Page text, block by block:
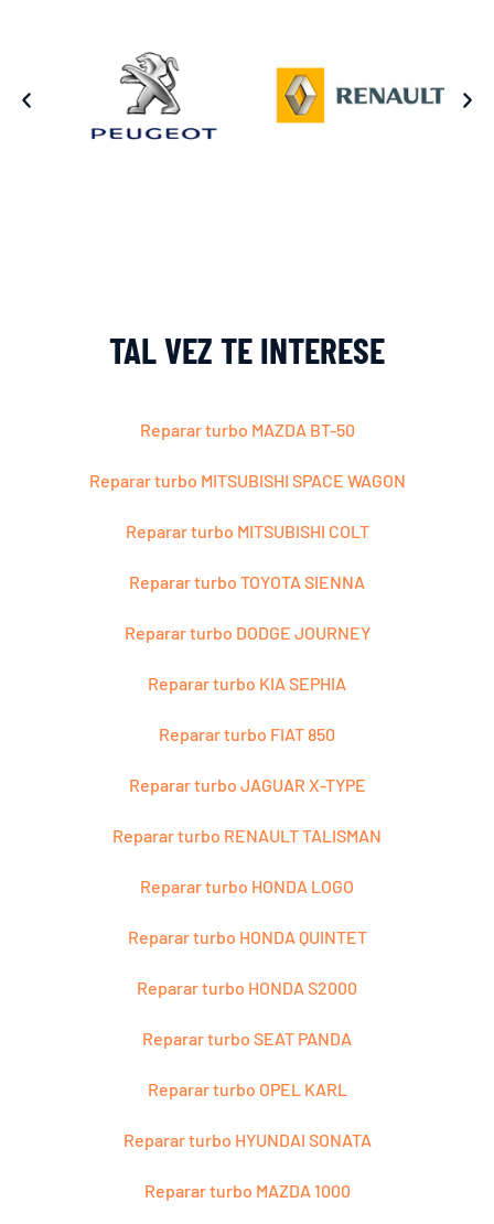
TAL VEZ TE INTERESE
Reparar turbo MAZDA BT-50
Reparar turbo MITSUBISHI SPACE WAGON
Reparar turbo MITSUBISHI COLT
Reparar turbo TOYOTA SIENNA
Reparar turbo DODGE JOURNEY
Reparar turbo KIA SEPHIA
Reparar turbo FIAT 850
Reparar turbo JAGUAR X-TYPE
Reparar turbo RENAULT TALISMAN
Reparar turbo HONDA LOGO
Reparar turbo HONDA QUINTET
Reparar turbo HONDA S2000
Reparar turbo SEAT PANDA
Reparar turbo OPEL KARL
Reparar turbo HYUNDAI SONATA
Reparar turbo MAZDA 1000